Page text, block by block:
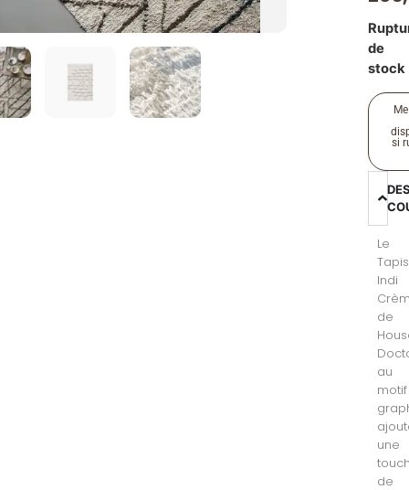
de
stock
si
Le
Tapis
Indi
de
au
motif
une
de